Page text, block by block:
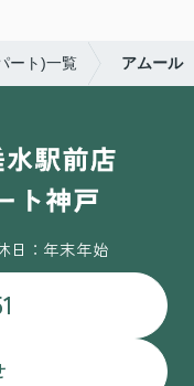
ート)一覧 アムール
日：年末年始